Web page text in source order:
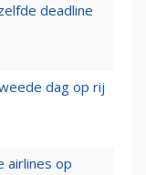
deadline
dag op rij
airlines op